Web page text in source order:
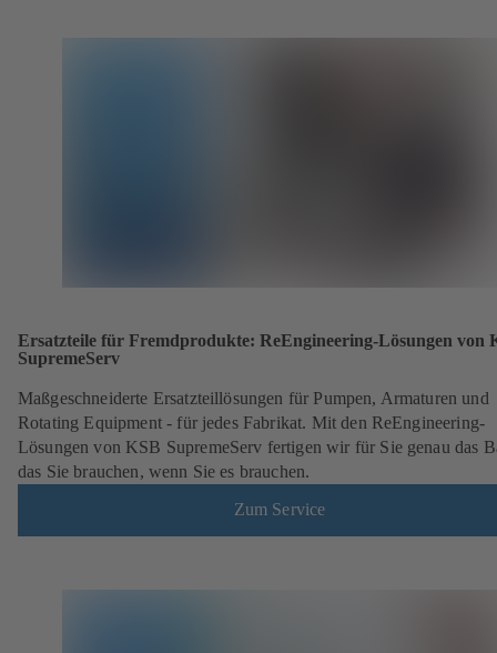
Ersatzteile für Fremdprodukte: ReEngineering-Lösungen von
SupremeServ
Maßgeschneiderte Ersatzteillösungen für Pumpen, Armaturen und
Rotating Equipment - für jedes Fabrikat. Mit den ReEngineering-
Lösungen von KSB SupremeServ fertigen wir für Sie genau das
das Sie brauchen, wenn Sie es brauchen.
Zum Service